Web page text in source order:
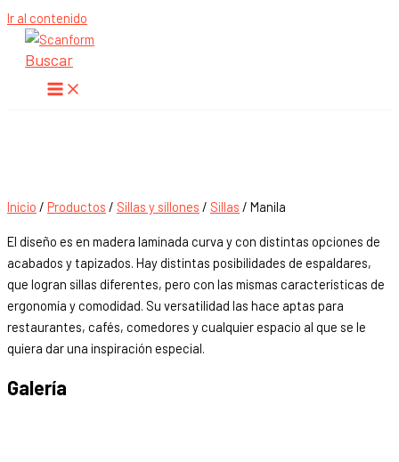
Ir al contenido
Buscar
Inicio / Productos / Sillas y sillones / Sillas / Manila
El diseño es en madera laminada curva y con distintas opciones de
acabados y tapizados. Hay distintas posibilidades de espaldares,
que logran sillas diferentes, pero con las mismas características de
ergonomía y comodidad. Su versatilidad las hace aptas para
restaurantes, cafés, comedores y cualquier espacio al que se le
quiera dar una inspiración especial.
Galería